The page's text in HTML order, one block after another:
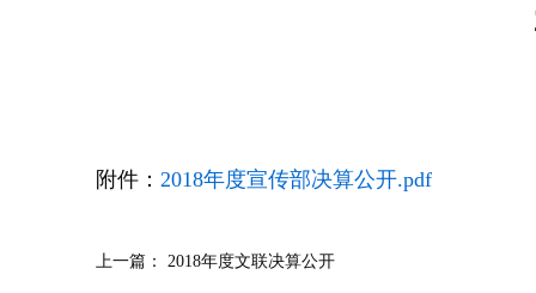
附件： 2018年度宣传部决算公开.pdf
上一篇： 2018年度文联决算公开